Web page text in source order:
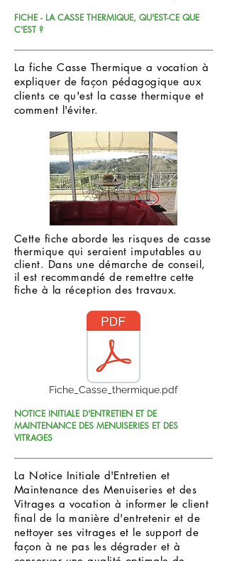
FICHE - LA CASSE THERMIQUE, QU'EST-CE QUE
C'EST ?
La fiche Casse Thermique a vocation à
expliquer de façon pédagogique aux
clients ce qu'est la casse thermique et
comment l'éviter.
Cette fiche aborde les risques de casse
thermique qui seraient imputables au
client. Dans une démarche de conseil,
il est recommandé de remettre cette
fiche à la réception des travaux.
Fiche_Casse_thermique.pdf
NOTICE INITIALE D'ENTRETIEN ET DE
MAINTENANCE DES MENUISERIES ET DES
VITRAGES
La Notice Initiale d'Entretien et
Maintenance des Menuiseries et des
Vitrages a vocation à informer le client
final de la manière d'entretenir et de
nettoyer ses vitrages et le support de
façon à ne pas les dégrader et à